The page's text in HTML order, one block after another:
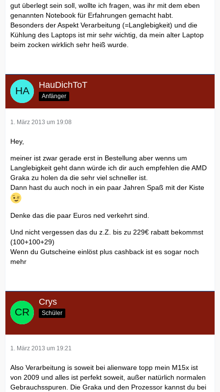
gut überlegt sein soll, wollte ich fragen, was ihr mit dem eben
genannten Notebook für Erfahrungen gemacht habt.
Besonders der Aspekt Verarbeitung (=Langlebigkeit) und die
Kühlung des Laptops ist mir sehr wichtig, da mein alter Laptop
beim zocken wirklich sehr heiß wurde.
HauDichToT
Anfänger
1. März 2013 um 19:08
Hey,
meiner ist zwar gerade erst in Bestellung aber wenns um
Langlebigkeit geht dann würde ich dir auch empfehlen die AMD
Graka zu holen da die sehr viel schneller ist.
Dann hast du auch noch in ein paar Jahren Spaß mit der Kiste
Denke das die paar Euros ned verkehrt sind.
Und nicht vergessen das du z.Z. bis zu 229€ rabatt bekommst
(100+100+29)
Wenn du Gutscheine einlöst plus cashback ist es sogar noch
mehr
Crys
Schüler
1. März 2013 um 19:21
Also Verarbeitung is soweit bei alienware topp mein M15x ist
von 2009 und alles ist perfekt soweit, außer natürlich normalen
Gebrauchsspuren. Die Graka und den Prozessor kannst du bei